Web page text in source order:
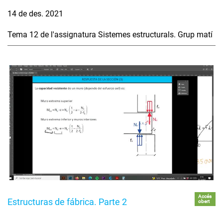
14 de des. 2021
Tema 12 de l'assignatura Sistemes estructurals. Grup matí
Estructuras de fábrica. Parte 2
Accés
obert